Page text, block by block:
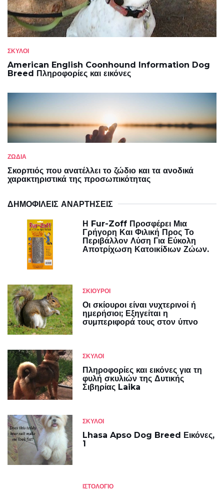
ΣΚΎΛΟΙ
American English Coonhound Information Dog
Breed Πληροφορίες και εικόνες
ΖΩΔΙΑ
Σκορπιός που ανατέλλει το ζώδιο και τα ανοδικά
χαρακτηριστικά της προσωπικότητας
ΔΗΜΟΦΙΛΕΊΣ ΑΝΑΡΤΉΣΕΙΣ
Η Fur-Zoff Προσφέρει Μια
Γρήγορη Και Φιλική Προς Το
Περιβάλλον Λύση Για Εύκολη
Αποτρίχωση Κατοικίδιων Ζώων.
ΣΚΊΟΥΡΟΙ
Οι σκίουροι είναι νυχτερινοί ή
ημερήσιοι; Εξηγείται η
συμπεριφορά τους στον ύπνο
ΣΚΎΛΟΙ
Πληροφορίες και εικόνες για τη
φυλή σκυλιών της Δυτικής
Σιβηρίας Laika
ΣΚΎΛΟΙ
Lhasa Apso Dog Breed Εικόνες,
1
ΙΣΤΟΛΌΓΙΟ